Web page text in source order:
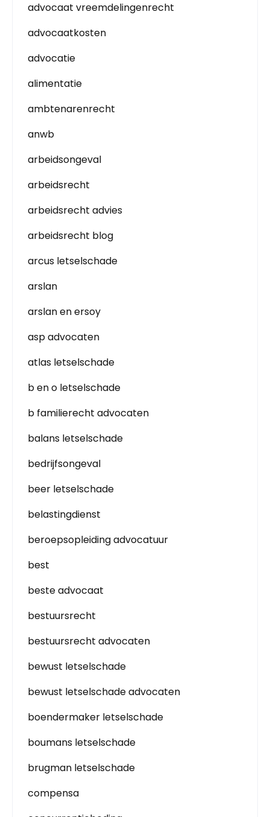
advocaat vreemdelingenrecht
advocaatkosten
advocatie
alimentatie
ambtenarenrecht
anwb
arbeidsongeval
arbeidsrecht
arbeidsrecht advies
arbeidsrecht blog
arcus letselschade
arslan
arslan en ersoy
asp advocaten
atlas letselschade
b en o letselschade
b familierecht advocaten
balans letselschade
bedrijfsongeval
beer letselschade
belastingdienst
beroepsopleiding advocatuur
best
beste advocaat
bestuursrecht
bestuursrecht advocaten
bewust letselschade
bewust letselschade advocaten
boendermaker letselschade
boumans letselschade
brugman letselschade
compensa